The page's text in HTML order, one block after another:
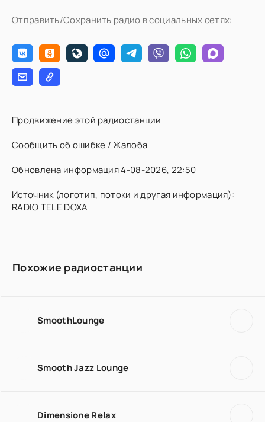
Отправить/Сохранить радио в социальных сетях:
Продвижение этой радиостанции
Сообщить об ошибке / Жалоба
Обновлена информация 4-08-2026, 22:50
Источник (логотип, потоки и другая информация):
RADIO TELE DOXA
Похожие радиостанции
SmoothLounge
Smooth Jazz Lounge
Dimensione Relax